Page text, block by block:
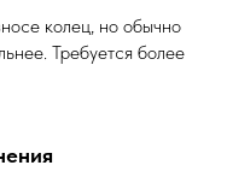
колец, но обычно
Требуется более